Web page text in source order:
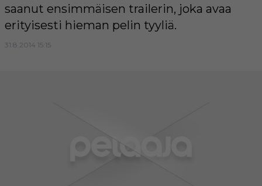
saanut ensimmäisen trailerin, joka avaa
erityisesti hieman pelin tyyliä.
31.8.2014 15:15